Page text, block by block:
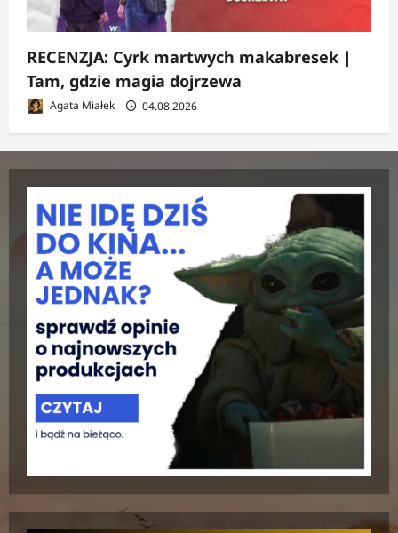
RECENZJA: Cyrk martwych makabresek |
Tam, gdzie magia dojrzewa
Agata Miałek 04.08.2026